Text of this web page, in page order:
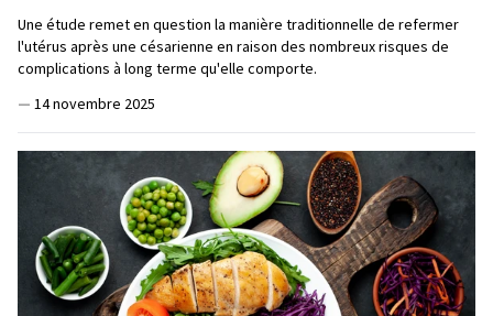
Une étude remet en question la manière traditionnelle de refermer
l'utérus après une césarienne en raison des nombreux risques de
complications à long terme qu'elle comporte.
— 14 novembre 2025